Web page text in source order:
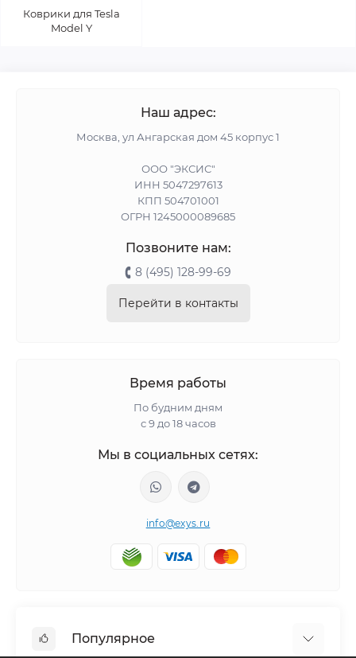
Коврики для Tesla
Model Y
Наш адрес:
Москва, ул Ангарская дом 45 корпус 1
ООО "ЭКСИС"
ИНН 5047297613
КПП 504701001
ОГРН 1245000089685
Позвоните нам:
8 (495) 128-99-69
Перейти в контакты
Время работы
По будним дням
с 9 до 18 часов
Мы в социальных сетях:
info@exys.ru
Популярное